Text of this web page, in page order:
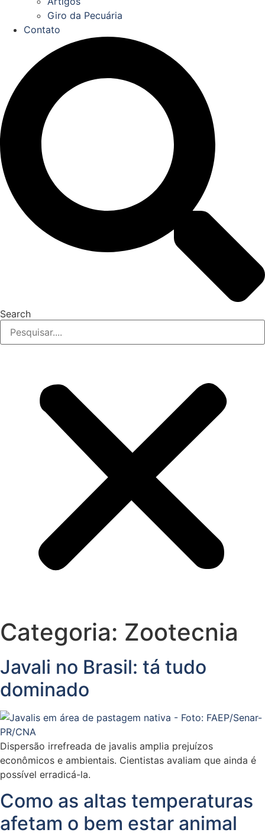
Giro da Pecuária
Contato
Search
Categoria: Zootecnia
Javali no Brasil: tá tudo
dominado
Dispersão irrefreada de javalis amplia prejuízos
econômicos e ambientais. Cientistas avaliam que ainda é
possível erradicá-la.
Como as altas temperaturas
afetam o bem estar animal